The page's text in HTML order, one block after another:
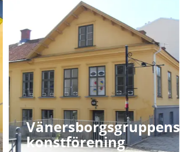
Vänersborgsgruppens
konstförening